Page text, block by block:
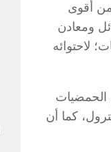
أقوى
ومعادن
لاحتوائه
الحمضيات
كما أن